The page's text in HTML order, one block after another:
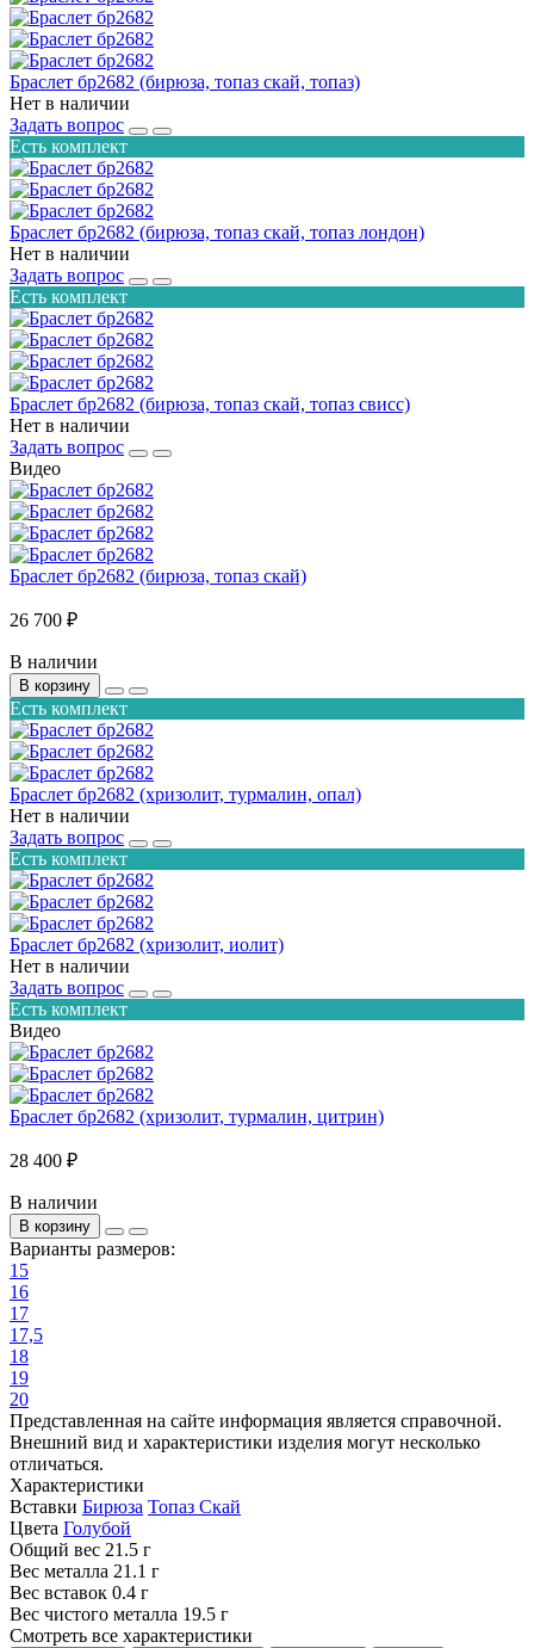
Браслет бр2682 (бирюза, топаз скай, топаз)
Нет в наличии
Задать вопрос
Есть комплект
Браслет бр2682 (бирюза, топаз скай, топаз лондон)
Нет в наличии
Задать вопрос
Есть комплект
Браслет бр2682 (бирюза, топаз скай, топаз свисс)
Нет в наличии
Задать вопрос
Видео
Браслет бр2682 (бирюза, топаз скай)
26 700 ₽
В наличии
В корзину
Есть комплект
Браслет бр2682 (хризолит, турмалин, опал)
Нет в наличии
Задать вопрос
Есть комплект
Браслет бр2682 (хризолит, иолит)
Нет в наличии
Задать вопрос
Есть комплект
Видео
Браслет бр2682 (хризолит, турмалин, цитрин)
28 400 ₽
В наличии
В корзину
Варианты размеров:
15
16
17
17,5
18
19
20
Представленная на сайте информация является справочной.
Внешний вид и характеристики изделия могут несколько
отличаться.
Характеристики
Вставки Бирюза Топаз Скай
Цвета Голубой
Общий вес 21.5 г
Вес металла 21.1 г
Вес вставок 0.4 г
Вес чистого металла 19.5 г
Смотреть все характеристики